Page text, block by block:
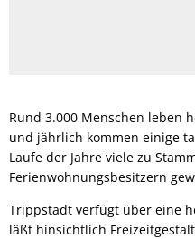
Rund 3.000 Menschen leben
und jährlich kommen einige
Laufe der Jahre viele zu
Ferienwohnungsbesitzern
Trippstadt verfügt über eine
läßt hinsichtlich